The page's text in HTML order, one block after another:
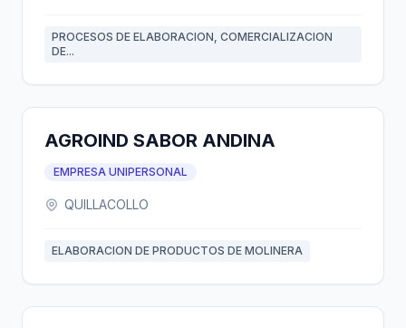
PROCESOS DE ELABORACION, COMERCIALIZACION
DE...
AGROIND SABOR ANDINA
EMPRESA UNIPERSONAL
QUILLACOLLO
ELABORACION DE PRODUCTOS DE MOLINERA